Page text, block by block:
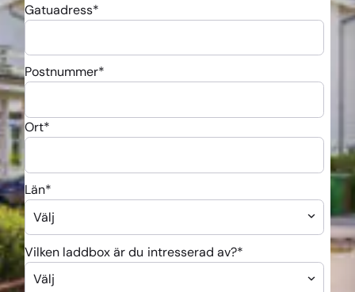
Gatuadress*
Postnummer*
Ort*
Län*
Vilken laddbox är du intresserad av?*